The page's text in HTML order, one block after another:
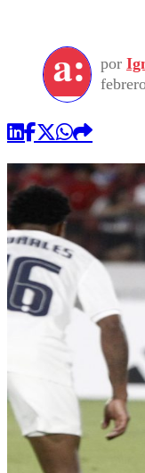
por